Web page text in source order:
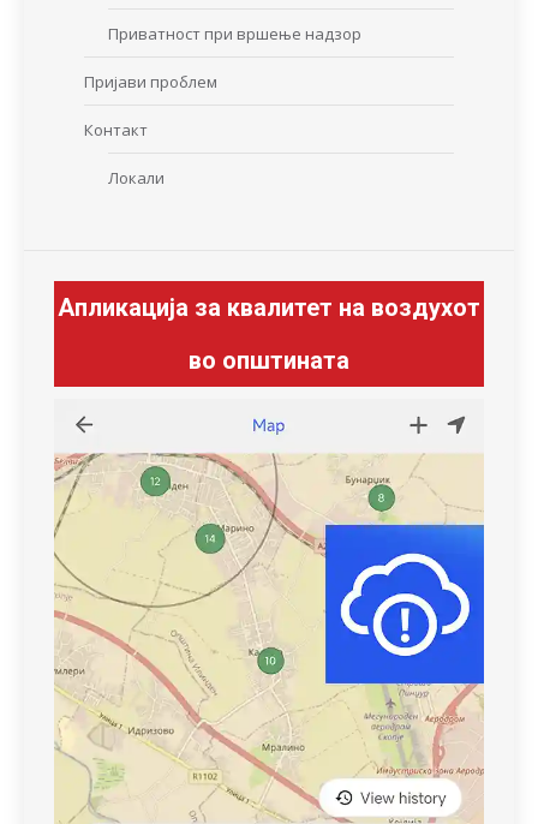
Приватност при вршење надзор
Пријави проблем
Контакт
Локали
Апликација за квалитет на воздухот
во општината